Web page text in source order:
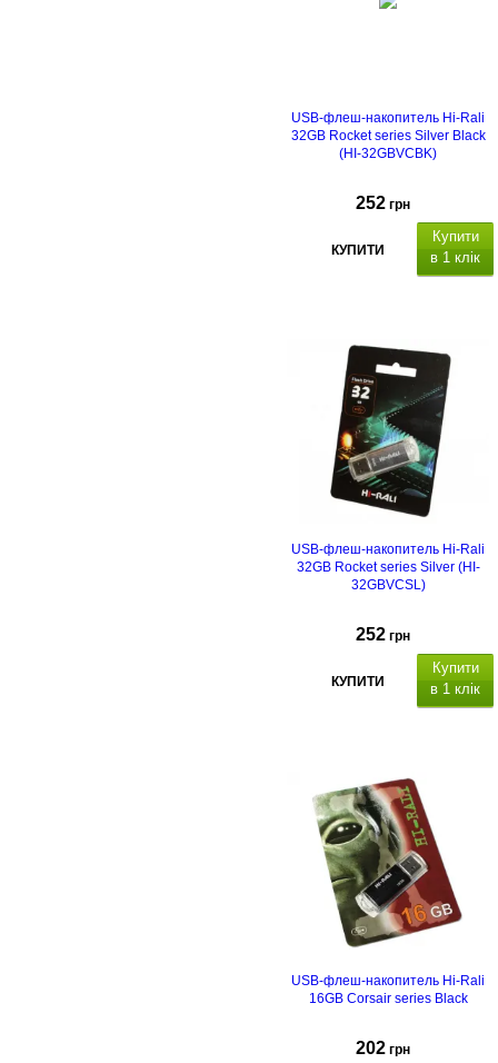
USB-флеш-накопитель Hi-Rali
32GB Rocket series Silver Black
(HI-32GBVCBK)
252 грн
КУПИТИ
Купити
в 1 клік
USB-флеш-накопитель Hi-Rali
32GB Rocket series Silver (HI-
32GBVCSL)
252 грн
КУПИТИ
Купити
в 1 клік
USB-флеш-накопитель Hi-Rali
16GB Corsair series Black
202 грн